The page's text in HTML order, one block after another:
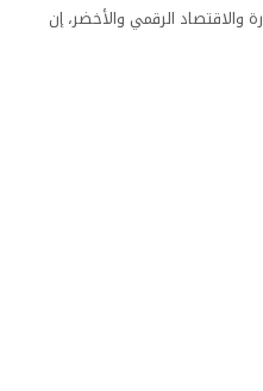
والاقتصاد الرقمي والأخضر، إن